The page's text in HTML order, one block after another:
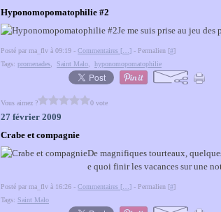
Hyponomopomatophilie #2
Je me suis prise au jeu des
Posté par ma_flv à 09:19 - Commentaires [ ] - Permalien [#]
Tags: promenades Saint Malo hyponomopomatophilie
Vous aimez ? 0 vote
27 février 2009
Crabe et compagnie
De magnifiques tourteaux,
e quoi finir les vacances sur une
Posté par ma_flv à 16:26 - Commentaires [ ] - Permalien [#]
Tags: Saint Malo